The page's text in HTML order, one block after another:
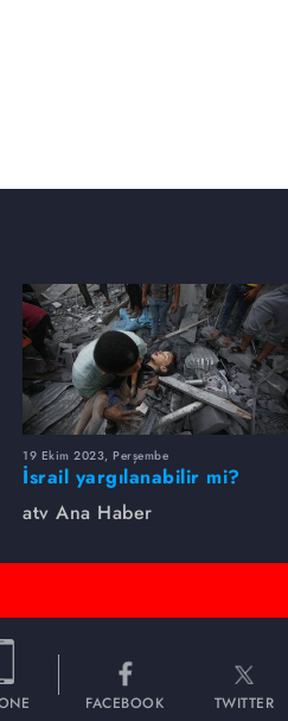
19 Ekim 2023, Perşembe
İsrail yargılanabilir mi?
atv Ana Haber
FACEBOOK TWITTER